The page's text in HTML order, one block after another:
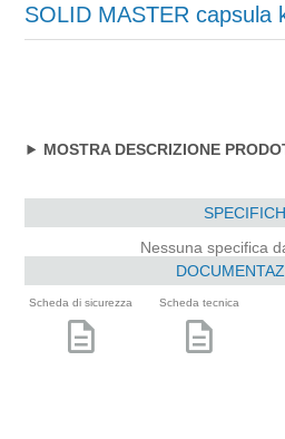
SOLID MASTER capsula
MOSTRA DESCRIZIONE
Nessuna specifica
Scheda di sicurezza
description
Scheda tecnica
description